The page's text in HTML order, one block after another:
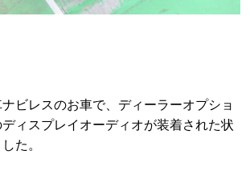
ビレスのお車で、ディーラーオプショ
ィスプレイオーディオが装着された状
た。